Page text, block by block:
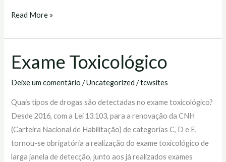
Read More »
Exame Toxicológico
Deixe um comentário /Uncategorized /tcwsites
Quais tipos de drogas são detectadas no exame toxicológico?
Desde 2016, com a Lei 13.103, para a renovação da CNH
(Carteira Nacional de Habilitação) de categorias C, D e E,
tornou-se obrigatória a realização do exame toxicológico de
larga janela de detecção, junto aos já realizados exames
Exame
Toxicológico